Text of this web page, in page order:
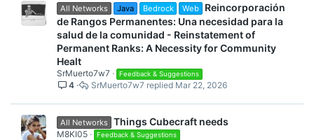
All Networks Java Bedrock Web
Reincorporación
de Rangos Permanentes: Una necesidad para la
salud de la comunidad - Reinstatement of
Permanent Ranks: A Necessity for Community
Healt
SrMuerto7w7 Feedback & Suggestions
4 Mar 22, 2026
SrMuerto7w7
All Networks Things Cubecraft needs
M8KI05 Feedback & Suggestions